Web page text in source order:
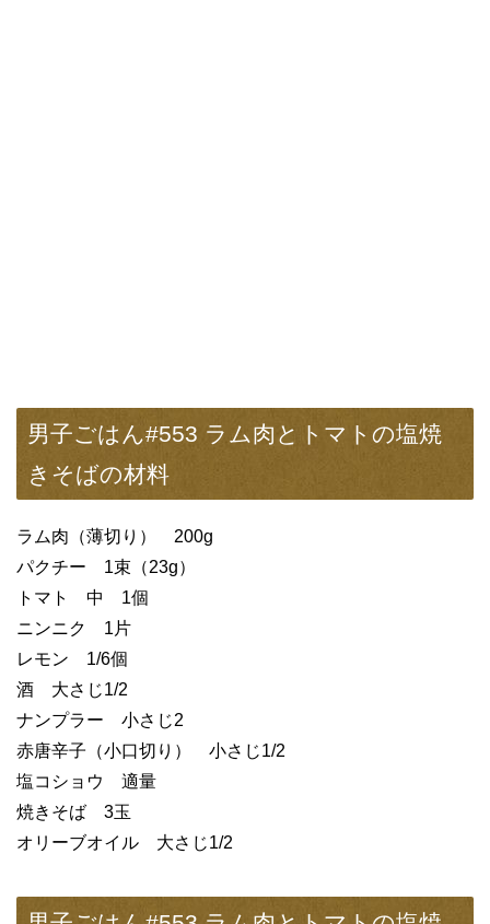
男子ごはん#553 ラム肉とトマトの塩焼
きそばの材料
ラム肉（薄切り） 200g
パクチー 1束（23g）
トマト 中 1個
ニンニク 1片
レモン 1/6個
酒 大さじ1/2
ナンプラー 小さじ2
赤唐辛子（小口切り） 小さじ1/2
塩コショウ 適量
焼きそば 3玉
オリーブオイル 大さじ1/2